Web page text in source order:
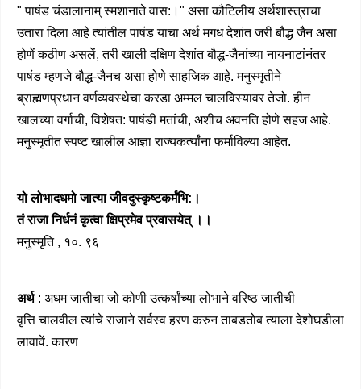
" पाषंड चंडालानाम् स्मशानाते वास:।" असा कौटिलीय अर्थशास्त्राचा
उतारा दिला आहे त्यांतील पाषंड याचा अर्थ मगध देशांत जरी बौद्ध जैन असा
होणें कठीण असलें, तरी खाली दक्षिण देशांत बौद्ध-जैनांच्या नायनाटांनंतर
पाषंड म्हणजे बौद्ध-जैनच असा होणे साहजिक आहे. मनुस्मृतीने
ब्राह्मणप्रधान वर्णव्यवस्थेचा करडा अम्मल चालविस्यावर तेजो. हीन
खालच्या वर्गाची, विशेषत: पाषंडी मतांची, अशीच अवनति होणे सहज आहे.
मनुस्मृतीत स्पष्ट खालील आज्ञा राज्यकर्त्यांना फर्माविल्या आहेत.
यो लोभादधमो जात्या जीवदुस्कृष्टकर्मंभि:।
तं राजा निर्धनं कृत्वा क्षिप्रमेव प्रवासयेत् ।।
मनुस्मृति , १०. ९६
अर्थ: अधम जातीचा जो कोणी उत्कर्षांच्या लोभाने वरिष्ठ जातीची
वृत्ति चालवील त्यांचे राजाने सर्वस्व हरण करुन ताबडतोब त्याला देशोघडीला
लावावें. कारण